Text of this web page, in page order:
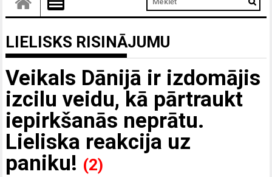
LIELISKS RISINĀJUMU
Veikals Dānijā ir izdomājis
izcilu veidu, kā pārtraukt
iepirkšanās neprātu.
Lieliska reakcija uz
paniku! (2)